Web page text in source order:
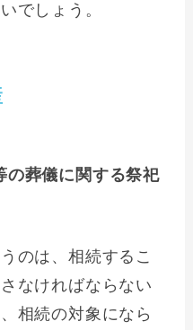
でしょう。
の葬儀に関する祭祀
のは、相続するこ
なければならない
相続の対象になら